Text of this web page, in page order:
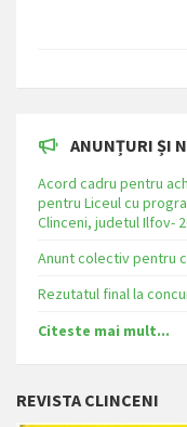
ANUNȚURI ȘI
Acord cadru pentru
pentru Liceul cu
Clinceni, judetul Ilfov-
Anunt colectiv pentru
Rezutatul final la
Citeste mai mult...
REVISTA CLINCENI